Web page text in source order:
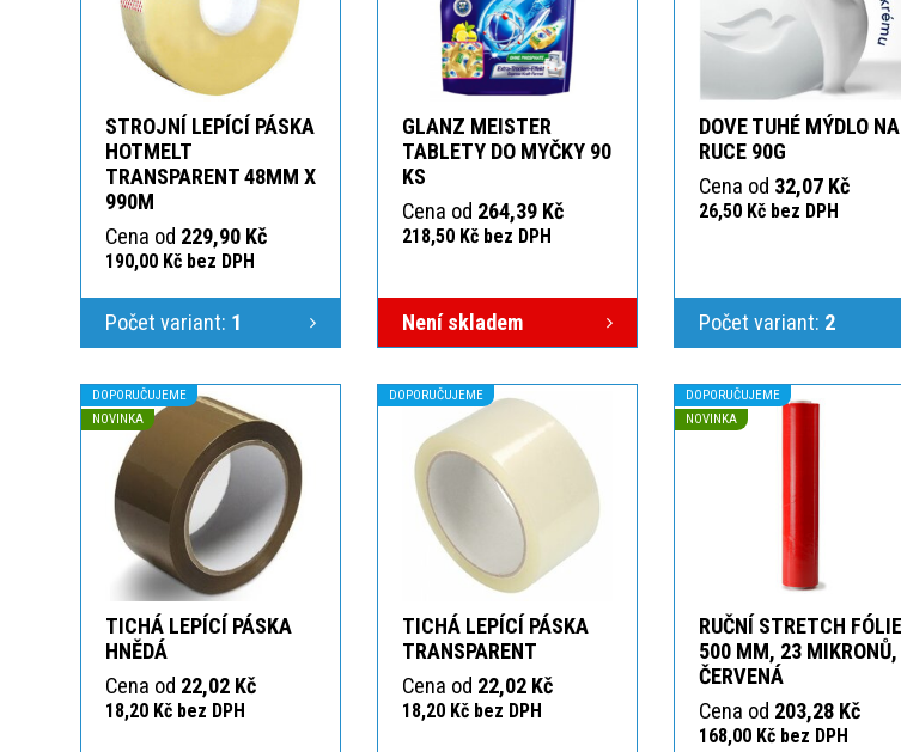
STROJNÍ LEPÍCÍ PÁSKA
HOTMELT
TRANSPARENT 48MM X
990M
Cena od 229,90 Kč
190,00 Kč bez DPH
Počet variant: 1
GLANZ MEISTER
TABLETY DO MYČKY 90
KS
Cena od 264,39 Kč
218,50 Kč bez DPH
Není skladem
DOVE TUHÉ MÝDLO NA
RUCE 90G
Cena od 32,07 Kč
26,50 Kč bez DPH
Počet variant: 2
DOPORUČUJEME
NOVINKA
TICHÁ LEPÍCÍ PÁSKA
HNĚDÁ
Cena od 22,02 Kč
18,20 Kč bez DPH
DOPORUČUJEME
TICHÁ LEPÍCÍ PÁSKA
TRANSPARENT
Cena od 22,02 Kč
18,20 Kč bez DPH
DOPORUČUJEME
NOVINKA
RUČNÍ STRETCH FÓLIE
500 MM, 23 MIKRONŮ,
ČERVENÁ
Cena od 203,28 Kč
168,00 Kč bez DPH